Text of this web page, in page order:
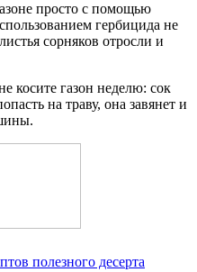
просто с помощью
гербицида не
сорняков отросли и
косите газон неделю: сок
на траву, она завянет и
полезного десерта